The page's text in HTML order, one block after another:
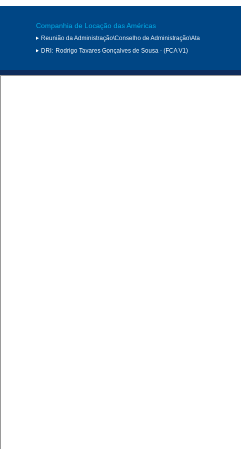
Companhia de Locação das Américas
Reunião da Administração\Conselho de Administração\Ata
DRI: Rodrigo Tavares Gonçalves de Sousa - (FCA V1)